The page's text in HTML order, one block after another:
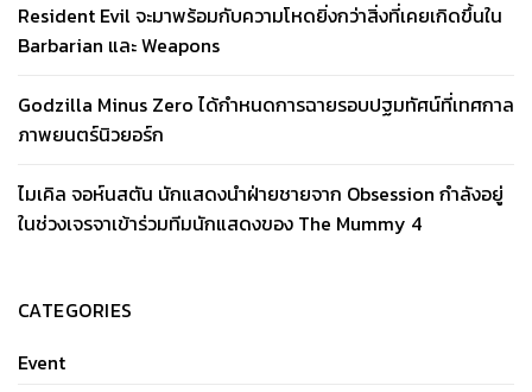
Resident Evil จะมาพร้อมกับความโหดยิ่งกว่าสิ่งที่เคยเกิดขึ้นใน
Barbarian และ Weapons
Godzilla Minus Zero ได้กำหนดการฉายรอบปฐมทัศน์ที่เทศกาล
ภาพยนตร์นิวยอร์ก
ไมเคิล จอห์นสตัน นักแสดงนำฝ่ายชายจาก Obsession กำลังอยู่
ในช่วงเจรจาเข้าร่วมทีมนักแสดงของ The Mummy 4
CATEGORIES
Event